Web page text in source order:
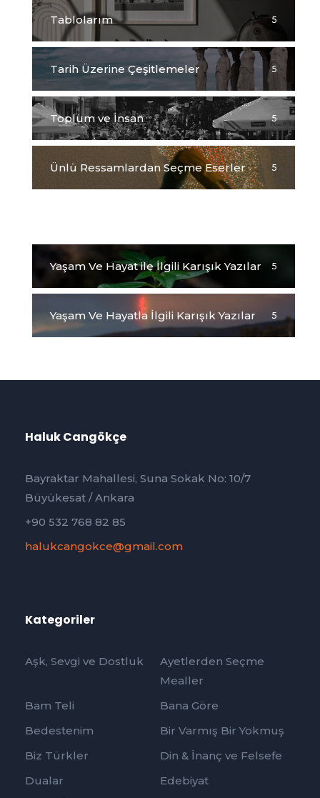
Tablolarım 5
Tarih Üzerine Çeşitlemeler 5
Toplum ve İnsan 5
Ünlü Ressamlardan Seçme Eserler 5
Yaşam Ve Hayat ile İlgili Karışık Yazılar 5
Yaşam Ve Hayatla İlgili Karışık Yazılar 5
Haluk Cangökçe
Bayraktar Mahallesi, Suna Sokak No: 10/7
Büyükesat / Ankara
+90 532 768 82 85
halukcangokce@gmail.com
Kategoriler
Aşk, Sevgi ve Dostluk
Ayetlerden Seçme
Mealler
Bam Teli
Bana Göre
Bedestenim
Bir Varmış Bir Yokmuş
Biz Türkler
Din & İnanç ve Felsefe
Dualar
Edebiyat